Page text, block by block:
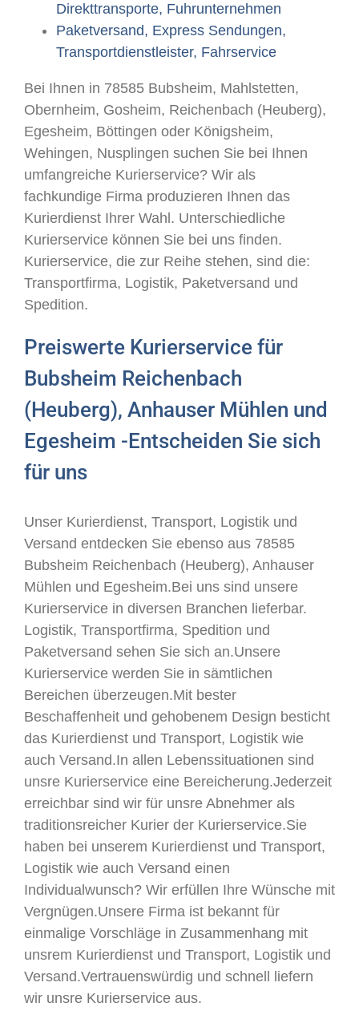
Direkttransporte, Fuhrunternehmen
Paketversand, Express Sendungen,
Transportdienstleister, Fahrservice
Bei Ihnen in 78585 Bubsheim, Mahlstetten,
Obernheim, Gosheim, Reichenbach (Heuberg),
Egesheim, Böttingen oder Königsheim,
Wehingen, Nusplingen suchen Sie bei Ihnen
umfangreiche Kurierservice? Wir als
fachkundige Firma produzieren Ihnen das
Kurierdienst Ihrer Wahl. Unterschiedliche
Kurierservice können Sie bei uns finden.
Kurierservice, die zur Reihe stehen, sind die:
Transportfirma, Logistik, Paketversand und
Spedition.
Preiswerte Kurierservice für
Bubsheim Reichenbach
(Heuberg), Anhauser Mühlen und
Egesheim -Entscheiden Sie sich
für uns
Unser Kurierdienst, Transport, Logistik und
Versand entdecken Sie ebenso aus 78585
Bubsheim Reichenbach (Heuberg), Anhauser
Mühlen und Egesheim.Bei uns sind unsere
Kurierservice in diversen Branchen lieferbar.
Logistik, Transportfirma, Spedition und
Paketversand sehen Sie sich an.Unsere
Kurierservice werden Sie in sämtlichen
Bereichen überzeugen.Mit bester
Beschaffenheit und gehobenem Design besticht
das Kurierdienst und Transport, Logistik wie
auch Versand.In allen Lebenssituationen sind
unsre Kurierservice eine Bereicherung.Jederzeit
erreichbar sind wir für unsre Abnehmer als
traditionsreicher Kurier der Kurierservice.Sie
haben bei unserem Kurierdienst und Transport,
Logistik wie auch Versand einen
Individualwunsch? Wir erfüllen Ihre Wünsche mit
Vergnügen.Unsere Firma ist bekannt für
einmalige Vorschläge in Zusammenhang mit
unsrem Kurierdienst und Transport, Logistik und
Versand.Vertrauenswürdig und schnell liefern
wir unsre Kurierservice aus.